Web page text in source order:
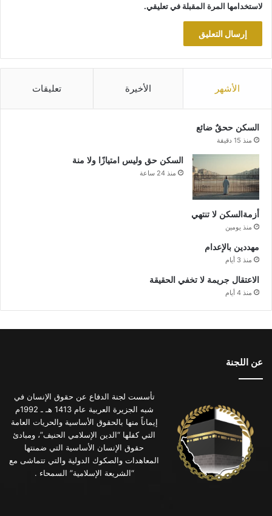
لاستخدامها المرة المقبلة في تعليقي.
الأشهر الأخيرة تعليقات
السكن ححقٌ ضائع
منذ 15 دقيقة
السكن حق وليس امتيازًا ولا منة
منذ 24 ساعة
أزمةالسكن لا تنتهي
منذ يومين
مهددين بالإعدام
منذ 3 أيام
الاعتقال جريمة لا تخفي الحقيقة
منذ 4 أيام
عن اللجنة
تأسست لجنة الدفاع عن حقوق الإنسان في
شبه الجزيرة العربية عام 1413 هـ ـ 1992م
إيماناً منها بالحقوق الأساسية والحريات العامة
التي كفلها “الدين الإسلامي الحنيف”، ومبادئ
حقوق الإنسان الأساسية التي ضمنتها
المعاهدات والصكوك الدولية والتي تتماشى مع
“الشريعة الإسلامية” السمحاء .